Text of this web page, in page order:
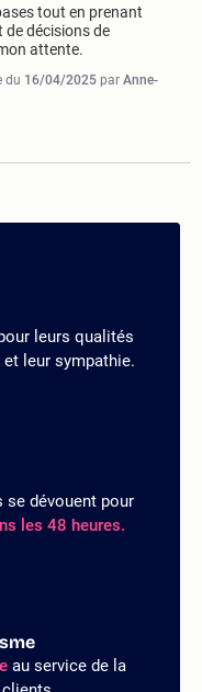
tout en prenant
décisions de
attente.
du 16/04/2025 par Anne-
leurs qualités
leur sympathie.
dévouent pour
les 48 heures.
au service de la